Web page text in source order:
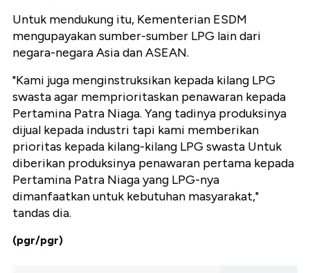
Untuk mendukung itu, Kementerian ESDM
mengupayakan sumber-sumber LPG lain dari
negara-negara Asia dan ASEAN.
"Kami juga menginstruksikan kepada kilang LPG
swasta agar memprioritaskan penawaran kepada
Pertamina Patra Niaga. Yang tadinya produksinya
dijual kepada industri tapi kami memberikan
prioritas kepada kilang-kilang LPG swasta Untuk
diberikan produksinya penawaran pertama kepada
Pertamina Patra Niaga yang LPG-nya
dimanfaatkan untuk kebutuhan masyarakat,"
tandas dia.
(pgr/pgr)